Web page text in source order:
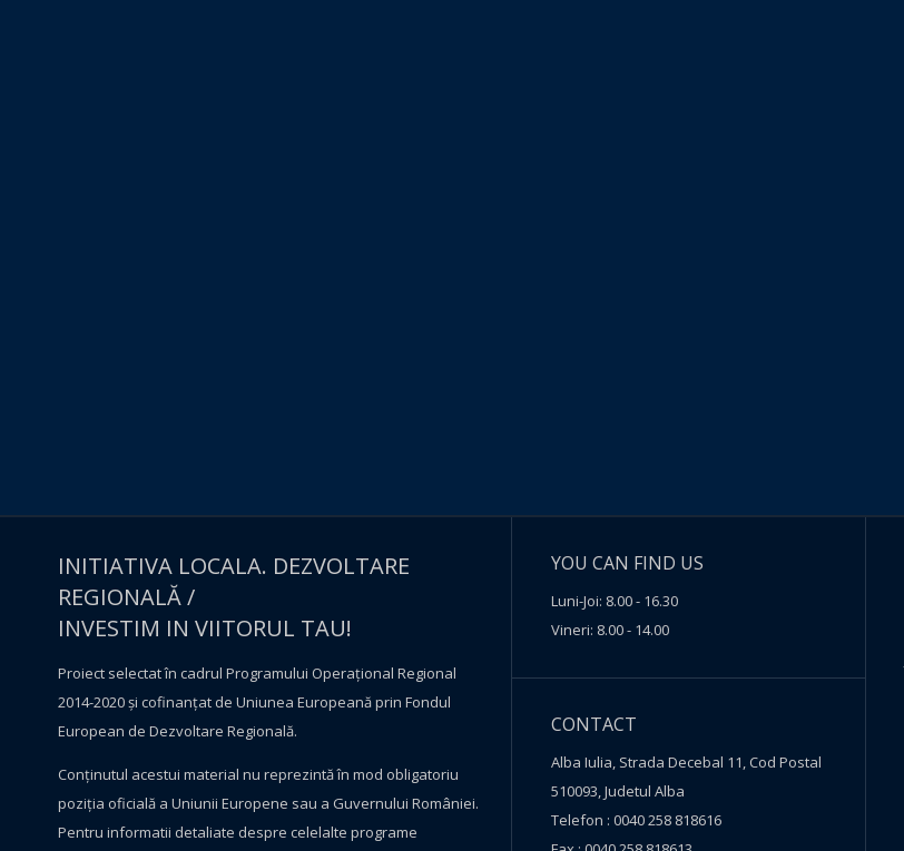
INITIATIVA LOCALA. DEZVOLTARE
REGIONALĂ /
INVESTIM IN VIITORUL TAU!
Proiect selectat în cadrul Programului Operațional Regional
2014-2020 și cofinanțat de Uniunea Europeană prin Fondul
European de Dezvoltare Regională.
Conţinutul acestui material nu reprezintă în mod obligatoriu
poziţia oficială a Uniunii Europene sau a Guvernului României.
Pentru informatii detaliate despre celelalte programe
YOU CAN FIND US
Luni-Joi: 8.00 - 16.30
Vineri: 8.00 - 14.00
CONTACT
Alba Iulia, Strada Decebal 11, Cod Postal
510093, Judetul Alba
Telefon : 0040 258 818616